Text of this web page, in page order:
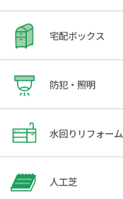
宅配ボックス
防犯・照明
水回りリフォーム
人工芝